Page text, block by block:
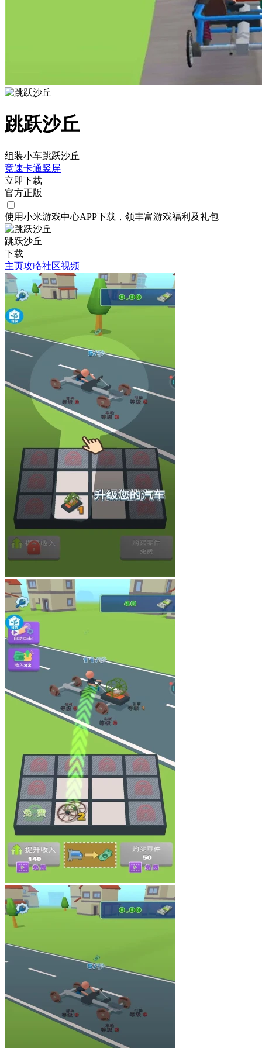
跳跃沙丘
组装小车跳跃沙丘
竞速卡通竖屏
立即下载
官方正版
使用小米游戏中心APP下载 ，领丰富游戏福利 及礼包
跳跃沙丘
下载
主页攻略社区视频